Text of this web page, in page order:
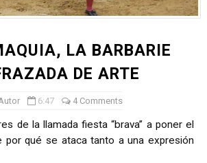
LA BARBARIE
DE ARTE
6:47 4 Comments
de la llamada fiesta “brava” a poner el
por qué se ataca tanto a una expresión